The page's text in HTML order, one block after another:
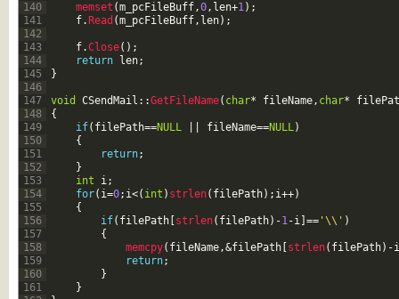
140
141
142
143
144
145
146
147
148
149
150
151
152
153
154
155
156
157
158
159
160
161
memset (m_pcFileBuff ,0 , len+1 ) ;
f.Read (m_pcFileBuff , len) ;
f.Close( ) ;
return len;
}
void CSendMail ::GetFileName( char* fileName , char*
{
if( filePath==NULL fileName==NULL )
{
return;
}
int
i ;
for( i=0; i<( int ) strlen( filePath) ; i++)
{
if( filePath [strlen( filePath) -1 -i ] == '\\' )
{
memcpy( fileName ,&filePath [strlen( filePath) -i
return;
}
}